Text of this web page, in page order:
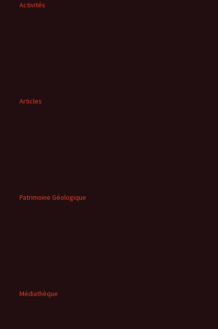
Activités
Articles
Patrimoine Géologique
Médiathèque